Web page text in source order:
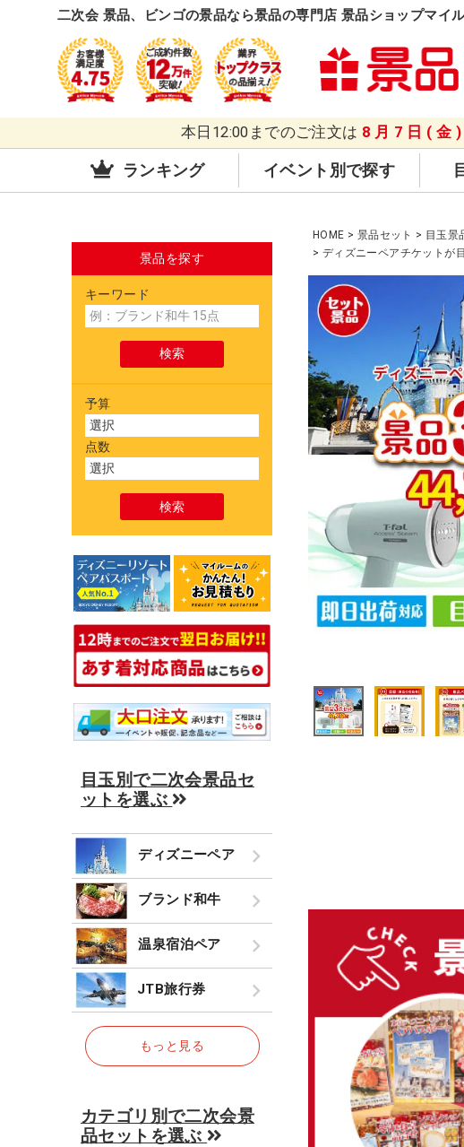
二次会 景品、ビンゴの景品なら景品の専門店 景品ショップマイ
本日12:00までのご注文は 8月7日(金)
ランキング イベント別で探す
景品を探す
キーワード
予算
点数
目玉別で二次会景品セ
ットを選ぶ
ディズニーペア
ブランド和牛
温泉宿泊ペア
JTB旅行券
もっと見る
カテゴリ別で二次会景
品セットを選ぶ
HOME 景品セット 目玉景
ディズニーペアチケットが